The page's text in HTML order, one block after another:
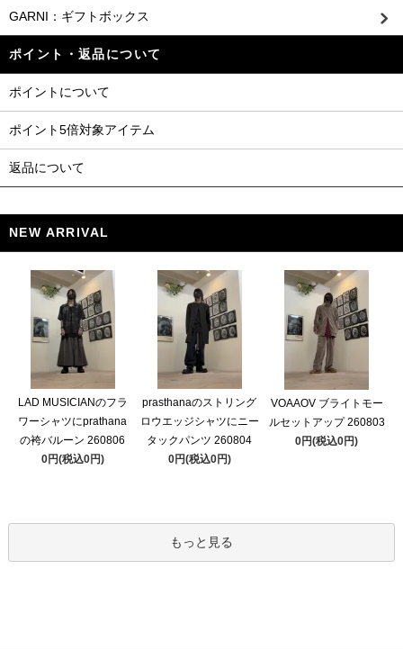
GARNI：ギフトボックス
ポイント・返品について
ポイントについて
ポイント5倍対象アイテム
返品について
NEW ARRIVAL
LAD MUSICIANのフラ
ワーシャツにprathana
の袴バルーン 260806
0円(税込0円)
prasthanaのストリング
ロウエッジシャツにニー
タックパンツ 260804
0円(税込0円)
VOAAOV ブライトモー
ルセットアップ 260803
0円(税込0円)
もっと見る